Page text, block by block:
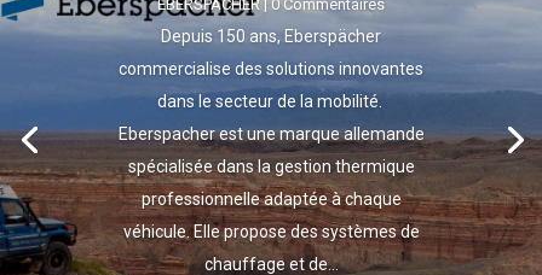
EBERSPÄCHER | 0 Commentaires
Depuis 150 ans, Eberspächer
commercialise des solutions innovantes
dans le secteur de la mobilité.
Eberspacher est une marque allemande
spécialisée dans la gestion thermique
professionnelle adaptée à chaque
véhicule. Elle propose des systèmes de
chauffage et de...